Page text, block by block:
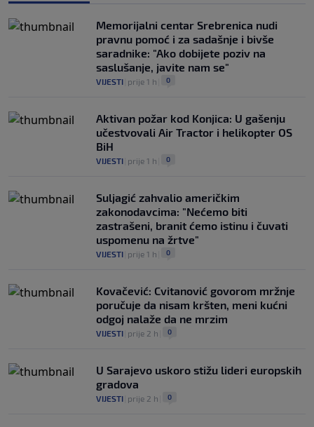
Memorijalni centar Srebrenica nudi
pravnu pomoć i za sadašnje i bivše
saradnike: "Ako dobijete poziv na
saslušanje, javite nam se"
VIJESTI prije 1 h 0
Aktivan požar kod Konjica: U gašenju
učestvovali Air Tractor i helikopter OS
BiH
VIJESTI prije 1 h 0
Suljagić zahvalio američkim
zakonodavcima: "Nećemo biti
zastrašeni, branit ćemo istinu i čuvati
uspomenu na žrtve"
VIJESTI prije 1 h 0
Kovačević: Cvitanović govorom mržnje
poručuje da nisam kršten, meni kućni
odgoj nalaže da ne mrzim
VIJESTI prije 2 h 0
U Sarajevo uskoro stižu lideri europskih
gradova
VIJESTI prije 2 h 0